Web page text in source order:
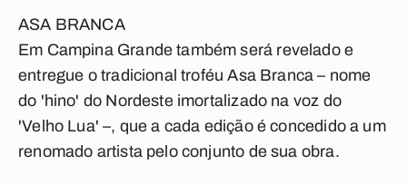
ASA BRANCA
Em Campina Grande também será revelado e
entregue o tradicional troféu Asa Branca – nome
do 'hino' do Nordeste imortalizado na voz do
'Velho Lua' –, que a cada edição é concedido a um
renomado artista pelo conjunto de sua obra.